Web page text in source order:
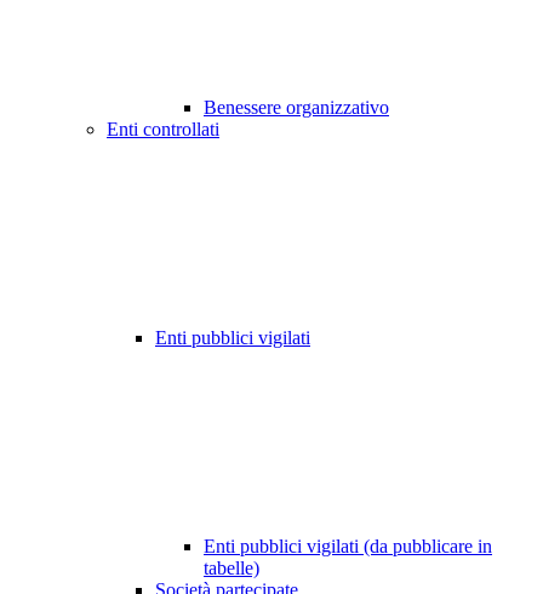
Benessere organizzativo
Enti controllati
Enti pubblici vigilati
Enti pubblici vigilati (da pubblicare in
tabelle)